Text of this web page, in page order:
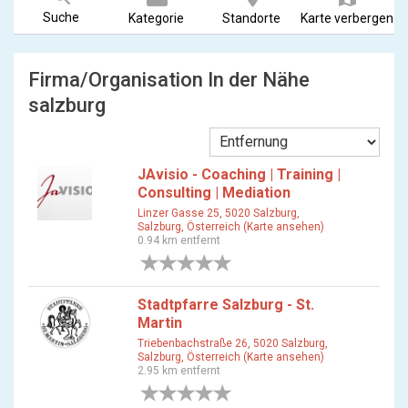
Suche Kategorie Standorte Karte verbergen
Firma/Organisation In der Nähe
salzburg
JAvisio - Coaching | Training |
Consulting | Mediation
Linzer Gasse 25, 5020 Salzburg,
Salzburg, Österreich (Karte ansehen)
0.94 km entfernt
Stadtpfarre Salzburg - St.
Martin
Triebenbachstraße 26, 5020 Salzburg,
Salzburg, Österreich (Karte ansehen)
2.95 km entfernt